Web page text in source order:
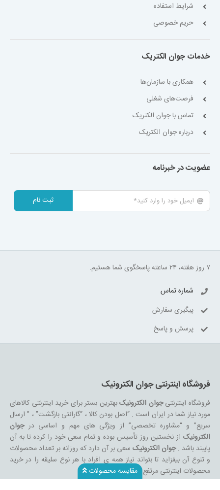
شرایط استفاده
حریم خصوصی
خدمات جوان الکتریک
همکاری با سازمان‌ها
فرصت‌های شغلی
تماس با جوان الکتریک
درباره جوان الکتریک
عضویت در خبرنامه
ثبت نام
۷ روز هفته، ۲۴ ساعته پاسخگوی شما هستیم.
شماره تماس
پیگیری سفارش
پرسش و پاسخ
فروشگاه اینترنتی جوان الکترونیک
فروشگاه اینترنتیجوان الکترونیکبهترین بستر برای خرید اینترنتی کالاهای
مورد نیاز شما در ایران است . “اصل بودن کالا ، “گارانتی بازگشت” ، ” ارسال
سریع” و “مشاوره تخصصی” از ویژگی های مهم و اساسی درجوان
الکترونیکاز نخستین روز تأسیس بوده و تمام سعی خود را کرده تا به آن
پایبند باشد .جوان الکترونیکسعی بر آن دارد که روزانه بر تعداد محصولات
و تنوع آن بیفزاید تا بتواند نیاز همه ی افراد با هر نوع سلیقه را در خرید
محصولات اینترنتی مرتفع کند.مقایسه محصولات